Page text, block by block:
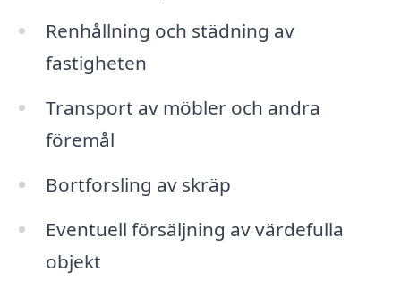
Renhållning och städning av
fastigheten
Transport av möbler och andra
föremål
Bortforsling av skräp
Eventuell försäljning av värdefulla
objekt